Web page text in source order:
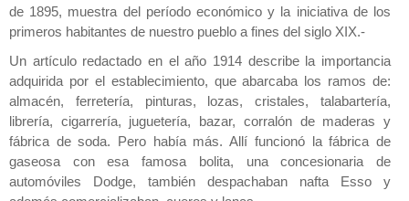
de 1895, muestra del período económico y la iniciativa de los
primeros habitantes de nuestro pueblo a fines del siglo XIX.-
Un artículo redactado en el año 1914 describe la importancia
adquirida por el establecimiento, que abarcaba los ramos de:
almacén, ferretería, pinturas, lozas, cristales, talabartería,
librería, cigarrería, juguetería, bazar, corralón de maderas y
fábrica de soda. Pero había más. Allí funcionó la fábrica de
gaseosa con esa famosa bolita, una concesionaria de
automóviles Dodge, también despachaban nafta Esso y